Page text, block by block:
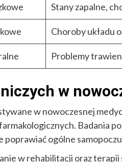
Stany zapalne,
Choroby układu
Problemy
w
w nowoczesnej
Badania
poprawiać ogólne
w rehabilitacji oraz